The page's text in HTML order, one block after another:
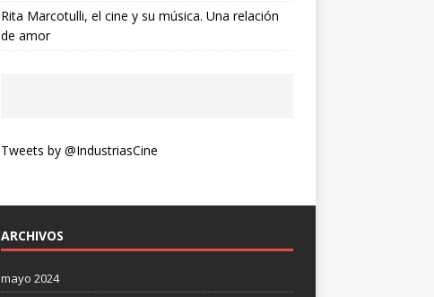
Rita Marcotulli, el cine y su música. Una relación
de amor
Tweets by @IndustriasCine
ARCHIVOS
mayo 2024